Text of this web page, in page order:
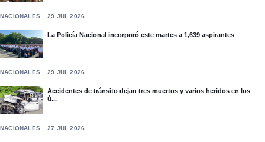
NACIONALES 29 JUL 2026
La Policía Nacional incorporó este martes a 1,639 aspirantes
NACIONALES 29 JUL 2026
Accidentes de tránsito dejan tres muertos y varios heridos en los
ú...
NACIONALES 27 JUL 2026